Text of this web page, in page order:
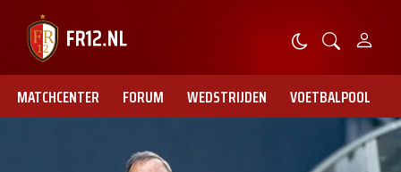
MATCHCENTER FORUM WEDSTRIJDEN VOETBALPOOL